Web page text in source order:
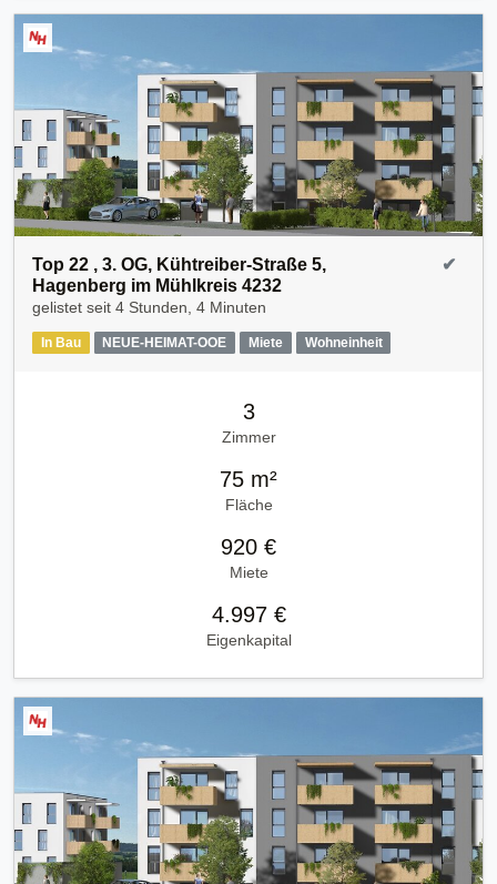
Top 22 , 3. OG, Kühtreiber-Straße 5,
Hagenberg im Mühlkreis 4232
gelistet seit 4 Stunden, 4 Minuten
In Bau NEUE-HEIMAT-OOE Miete Wohneinheit
✔
3
Zimmer
75 m²
Fläche
920 €
Miete
4.997 €
Eigenkapital